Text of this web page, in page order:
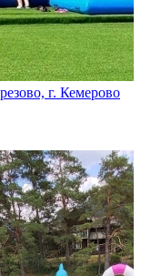
г. Кемерово